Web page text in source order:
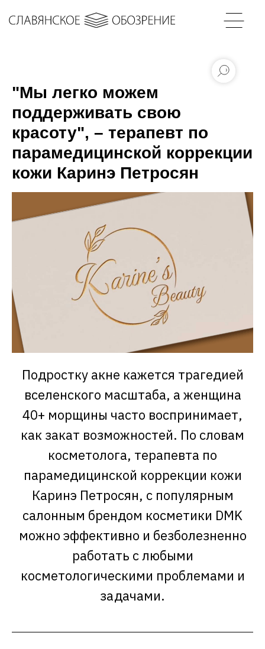
"Мы легко можем
поддерживать свою
красоту", – терапевт по
парамедицинской коррекции
кожи Каринэ Петросян
Подростку акне кажется трагедией
вселенского масштаба, а женщина
40+ морщины часто воспринимает,
как закат возможностей. По словам
косметолога, терапевта по
парамедицинской коррекции кожи
Каринэ Петросян, с популярным
салонным брендом косметики DMK
можно эффективно и безболезненно
работать с любыми
косметологическими проблемами и
задачами.